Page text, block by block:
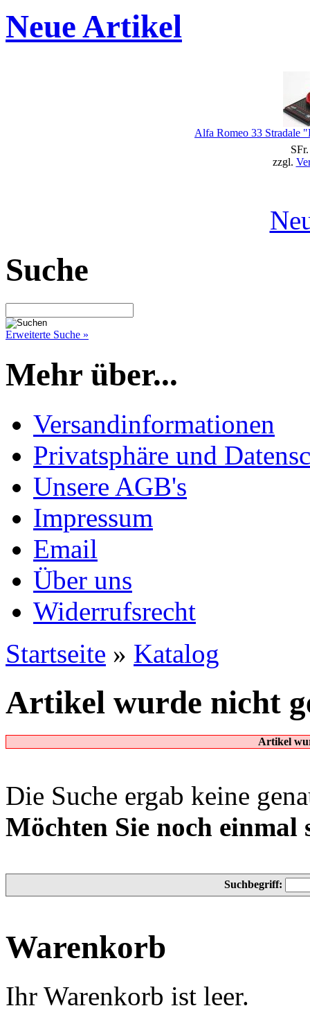
Neue Artikel
Alfa Romeo 33 Stradale
zzgl.
Suche
Erweiterte Suche »
Mehr über...
Versandinformationen
Privatsphäre und
Unsere AGB's
Impressum
Email
Über uns
Widerrufsrecht
Startseite » Katalog
Artikel wurde nicht
Artikel
Die Suche ergab keine
Möchten Sie noch einmal
Suchbegriff:
Warenkorb
Ihr Warenkorb ist leer.